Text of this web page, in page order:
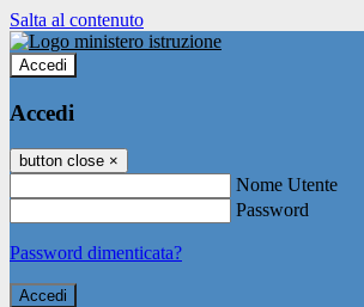
Salta al contenuto
Accedi
Accedi
button close ×
Nome Utente
Password
Password dimenticata?